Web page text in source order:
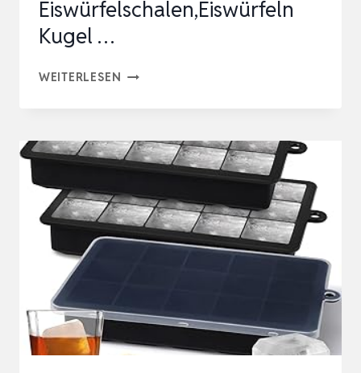
Eiswürfelschalen,Eiswürfeln
Kugel …
WEITERLESEN SINNSALLY
PACK
EISWÜRFELFORMEN
&
EISWÜRFELSCHALEN,EISWÜRFELN
KUGEL